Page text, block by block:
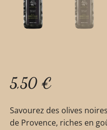
5,50 €
Savourez des olives
de Provence, riches en